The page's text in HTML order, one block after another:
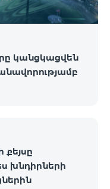
կանցկացվեն
քեյսը
խնդիրների